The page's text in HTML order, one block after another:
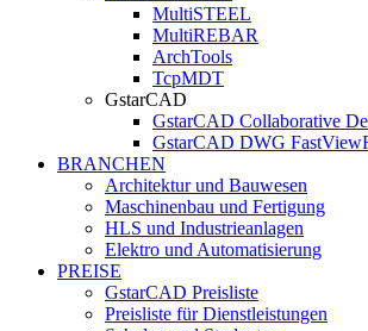
MultiSTEEL
MultiREBAR
ArchTools
TcpMDT
GstarCAD
GstarCAD Collaborative
GstarCAD DWG FastView
BRANCHEN
Architektur und Bauwesen
Maschinenbau und Fertigung
HLS und Industrieanlagen
Elektro und Automatisierung
PREISE
GstarCAD Preisliste
Preisliste für Dienstleistungen